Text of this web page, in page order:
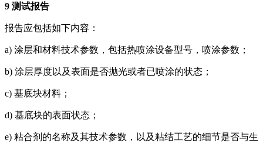
9 测试报告
报告应包括如下内容：
a) 涂层和材料技术参数，包括热喷涂设备型号，喷涂参数；
b) 涂层厚度以及表面是否抛光或者已喷涂的状态；
c) 基底块材料；
d) 基底块的表面状态；
e) 粘合剂的名称及其技术参数，以及粘结工艺的细节是否与生